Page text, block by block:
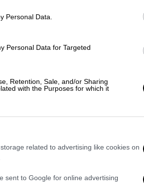
Personal Data.
Personal Data for Targeted
Retention, Sale, and/or Sharing
with the Purposes for which it
related to advertising like cookies on
sent to Google for online advertising
από μαχαιριές σε
με τον λόχο του
άρχισε να
μουσικά μία ταινία
Aphrodite's Child και
εγκαταστάσεις
κυκλοφόρησε την
και το 1978